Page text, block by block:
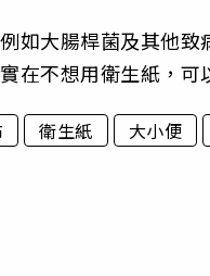
如大腸桿菌及其他
在不想用衛生紙，可
衛生紙 大小便